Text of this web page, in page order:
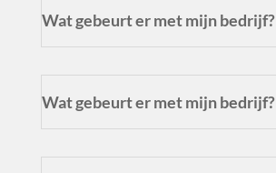
Wat gebeurt er met mijn bedrijf?
Wat gebeurt er met mijn bedrijf?